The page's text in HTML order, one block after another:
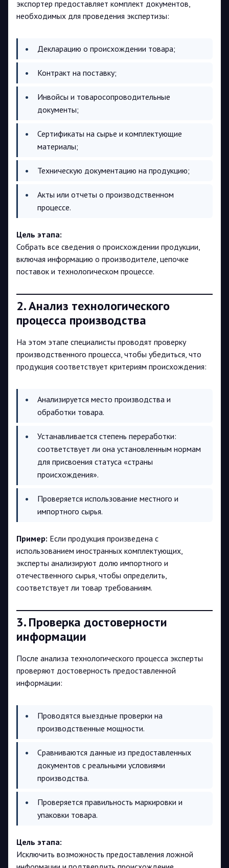
экспортер предоставляет комплект документов,
необходимых для проведения экспертизы:
Декларацию о происхождении товара;
Контракт на поставку;
Инвойсы и товаросопроводительные
документы;
Сертификаты на сырье и комплектующие
материалы;
Техническую документацию на продукцию;
Акты или отчеты о производственном
процессе.
Цель этапа:
Собрать все сведения о происхождении продукции,
включая информацию о производителе, цепочке
поставок и технологическом процессе.
2. Анализ технологического
процесса производства
На этом этапе специалисты проводят проверку
производственного процесса, чтобы убедиться, что
продукция соответствует критериям происхождения:
Анализируется место производства и
обработки товара.
Устанавливается степень переработки:
соответствует ли она установленным нормам
для присвоения статуса «страны
происхождения».
Проверяется использование местного и
импортного сырья.
Пример: Если продукция произведена с
использованием иностранных комплектующих,
эксперты анализируют долю импортного и
отечественного сырья, чтобы определить,
соответствует ли товар требованиям.
3. Проверка достоверности
информации
После анализа технологического процесса эксперты
проверяют достоверность предоставленной
информации:
Проводятся выездные проверки на
производственные мощности.
Сравниваются данные из предоставленных
документов с реальными условиями
производства.
Проверяется правильность маркировки и
упаковки товара.
Цель этапа:
Исключить возможность предоставления ложной